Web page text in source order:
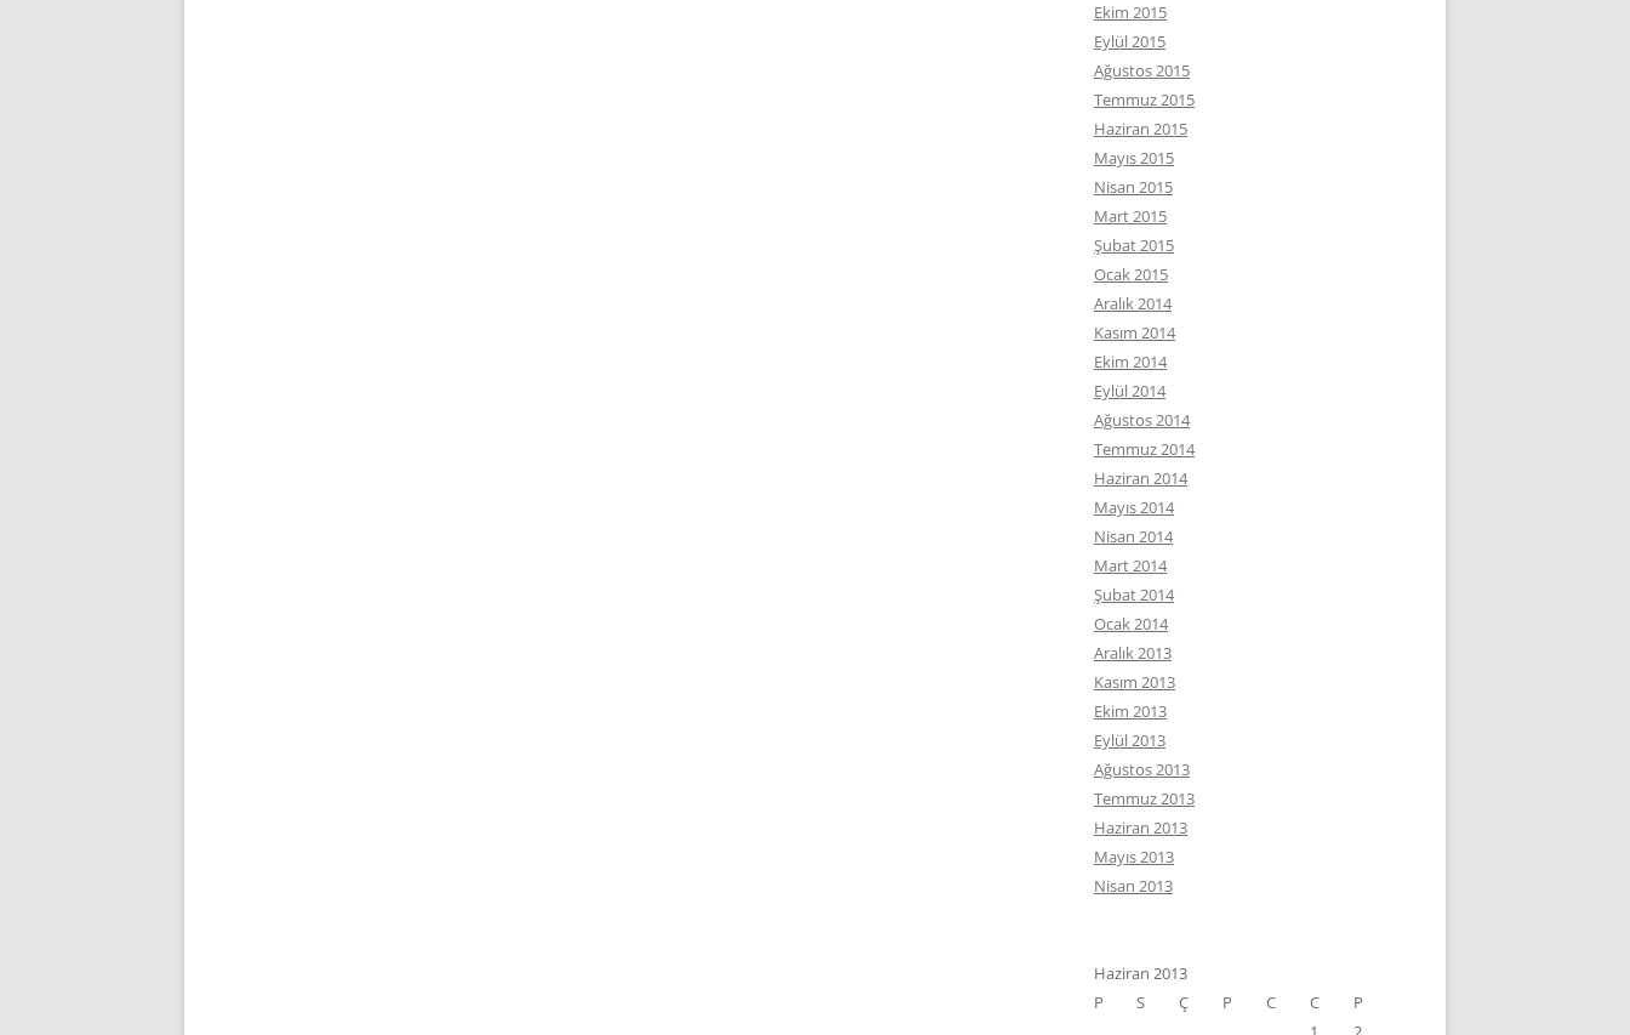
Ekim 2015
Eylül 2015
Ağustos 2015
Temmuz 2015
Haziran 2015
Mayıs 2015
Nisan 2015
Mart 2015
Şubat 2015
Ocak 2015
Aralık 2014
Kasım 2014
Ekim 2014
Eylül 2014
Ağustos 2014
Temmuz 2014
Haziran 2014
Mayıs 2014
Nisan 2014
Mart 2014
Şubat 2014
Ocak 2014
Aralık 2013
Kasım 2013
Ekim 2013
Eylül 2013
Ağustos 2013
Temmuz 2013
Haziran 2013
Mayıs 2013
Nisan 2013
Haziran 2013
P
S Ç P C C
P